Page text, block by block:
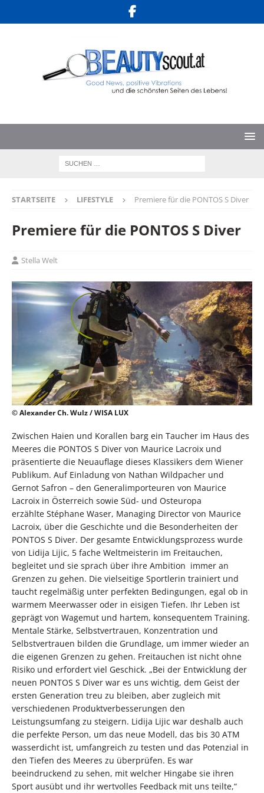
STARTSEITE LIFESTYLE Premiere für die PONTOS S Diver
Premiere für die PONTOS S Diver
Stella Welt
© Alexander Ch. Wulz / WISA LUX
Zwischen Haien und Korallen barg ein Taucher im Haus des
Meeres die PONTOS S Diver von Maurice Lacroix und
präsentierte die Neuauflage dieses Klassikers dem Wiener
Publikum. Auf Einladung von Nathan Wildpacher und
Gernot Safron – den Generalimporteuren von Maurice
Lacroix in Österreich sowie Süd- und Osteuropa
erzählte Stéphane Waser, Managing Director von Maurice
Lacroix, über die Geschichte und die Besonderheiten der
PONTOS S Diver. Der gesamte Entwicklungsprozess wurde
von Lidija Lijic, 5 fache Weltmeisterin im Freitauchen,
begleitet und sie sprach über ihre Ambition immer an
Grenzen zu gehen. Die vielseitige Sportlerin trainiert und
taucht regelmäßig unter perfekten Bedingungen, egal ob in
warmem Meerwasser oder in eisigen Tiefen. Ihr Leben ist
geprägt von Wagemut und hartem, konsequentem Training.
Mentale Stärke, Selbstvertrauen, Konzentration und
Selbstvertrauen bilden die Grundlage, um immer wieder an
die eigenen Grenzen zu gehen. Freitauchen ist nicht ohne
Risiko und erfordert viel Geschick. „Bei der Entwicklung der
neuen PONTOS S Diver war es uns wichtig, dem Geist der
ersten Generation treu zu bleiben, aber zugleich mit
verschiedenen Produktverbesserungen den
Leistungsumfang zu steigern. Lidija Lijic war deshalb auch
die perfekte Person, um das neue Modell, das bis 30 ATM
wasserdicht ist, umfangreich zu testen und das Potenzial in
den Tiefen des Meeres zu überprüfen. Es war
beeindruckend zu sehen, mit welcher Hingabe sie ihren
Sport ausübt und ihr wertvolles Feedback mit uns teilte,“